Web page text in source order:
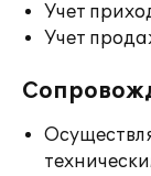
Учет
Учет